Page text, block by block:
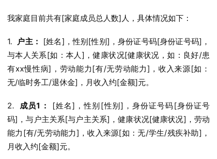
我家庭目前共有[家庭成员总人数]人，具体情况如下：
1. 户主： [姓名]，性别[性别]，身份证号码[身份证号码]，
与本人关系[如：本人]，健康状况[健康状况，如：良好/患
有xx慢性病]，劳动能力[有/无劳动能力]，收入来源[如：
无/临时务工/退休金]，月收入约[金额]元。
2. 成员1：
[姓名]，性别[性别]，身份证号码[身份证号
码]，与户主关系[与户主关系]，健康状况[健康状况]，劳动
能力[有/无劳动能力]，收入来源[如：无/学生/残疾补助]，
月收入约[金额]元。